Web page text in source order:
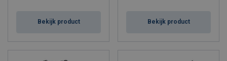
Bekijk product Bekijk product